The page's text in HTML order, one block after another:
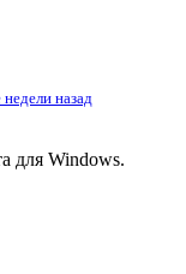
недели назад
для Windows.